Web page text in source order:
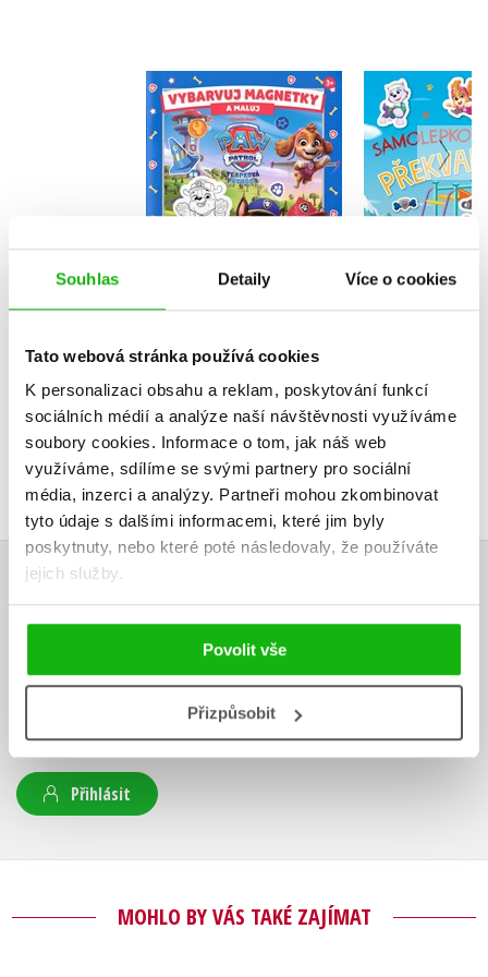
Souhlas Detaily Více o cookies
Tato webová stránka používá cookies
K personalizaci obsahu a reklam, poskytování funkcí
sociálních médií a analýze naší návštěvnosti využíváme
soubory cookies. Informace o tom, jak náš web
využíváme, sdílíme se svými partnery pro sociální
média, inzerci a analýzy. Partneři mohou zkombinovat
tyto údaje s dalšími informacemi, které jim byly
poskytnuty, nebo které poté následovaly, že používáte
jejich služby.
Povolit vše
Přizpůsobit
Tlapková patrola -
Vybarvuj magnetky
Kolektiv
Do košíku
229 Kč
183 Kč
Tlapková
Do
HODNOCENÍ ČTENÁŘŮ
V současné době nejsou vytvořena žádná uživatelská hodnocení.
Uživatelskou recenzi mohou vkládat pouze registrovaní uživatelé
Přihlásit
MOHLO BY VÁS TAKÉ ZAJÍMAT